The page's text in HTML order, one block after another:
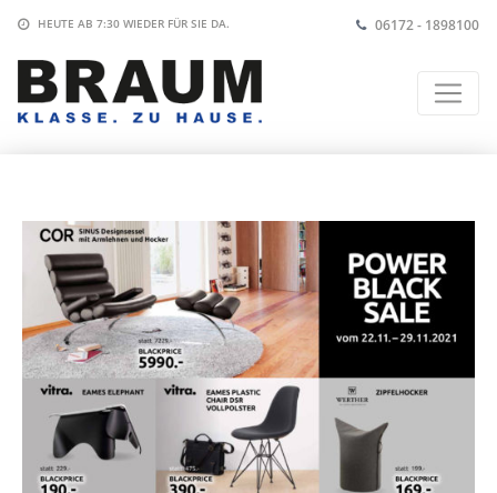
HEUTE AB 7:30 WIEDER FÜR SIE DA. 06172 - 1898100